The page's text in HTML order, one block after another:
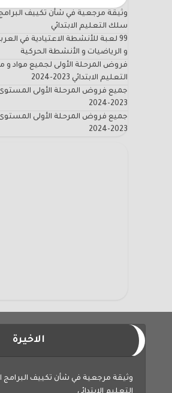
وثيقة مرجعية في شأن تكييف البرامج
سلك التعليم الابتدائي
99 لعبة للأنشطة الاعتيادية في
و الرياضيات و الأنشطة الحركية
فروض المرحلة الأولى لجميع مواد و
التعليم الابتدائي 2023-2024
جميع فروض المرحلة الأولى
2023-2024
جميع فروض المرحلة الأولى
2023-2024
الاخيرة
وثيقة مرجعية في شأن تكييف البرامج